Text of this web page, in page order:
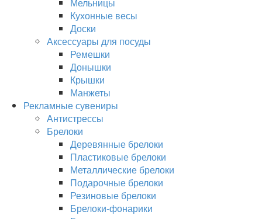
Кухонные весы
Доски
Аксессуары для посуды
Ремешки
Донышки
Крышки
Манжеты
Рекламные сувениры
Антистрессы
Брелоки
Деревянные брелоки
Пластиковые брелоки
Металлические брелоки
Подарочные брелоки
Резиновые брелоки
Брелоки-фонарики